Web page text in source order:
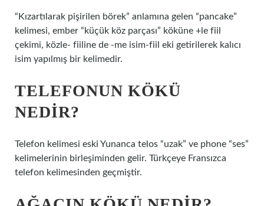
“Kızartılarak pişirilen börek” anlamına gelen “pancake”
kelimesi, ember “küçük köz parçası” köküne +le fiil
çekimi, közle- fiiline de -me isim-fiil eki getirilerek kalıcı
isim yapılmış bir kelimedir.
TELEFONUN KÖKÜ
NEDIR?
Telefon kelimesi eski Yunanca telos “uzak” ve phone “ses”
kelimelerinin birleşiminden gelir. Türkçeye Fransızca
telefon kelimesinden geçmiştir.